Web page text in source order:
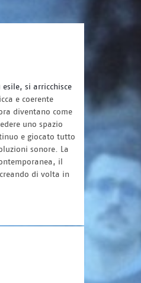
si arricchisce
e coerente
diventano come
uno spazio
e giocato tutto
sonore. La
il
di volta in